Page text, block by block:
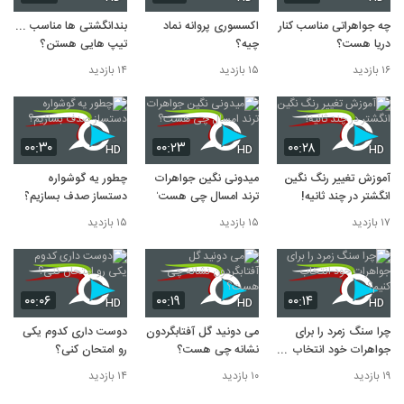
9 چیست؟
۱۷ بازدید
10 ۱۷ بازدید
چه جواهراتی مناسب کنار
دریا هست؟
۱۶ بازدید
اکسسوری پروانه نماد
چیه؟
۱۵ بازدید
بندانگشتی ها مناسب چه
تیپ هایی هستن؟
۱۴ بازدید
۰۰:۲۸ HD
آموزش تغییر رنگ نگین
انگشتر در چند ثانیه!
۱۷ بازدید
۰۰:۲۳ HD
میدونی نگین جواهرات
ترند امسال چی هست؟
۱۵ بازدید
۰۰:۳۰ HD
چطور یه گوشواره
دستساز صدف بسازیم؟
۱۵ بازدید
۰۰:۱۴ HD
چرا سنگ زمرد را برای
جواهرات خود انتخاب
کنیم؟
۱۹ بازدید
۰۰:۱۹ HD
می دونید گل آفتابگردون
نشانه چی هست؟
۱۰ بازدید
۰۰:۰۶ HD
دوست داری کدوم یکی
رو امتحان کنی؟
۱۴ بازدید